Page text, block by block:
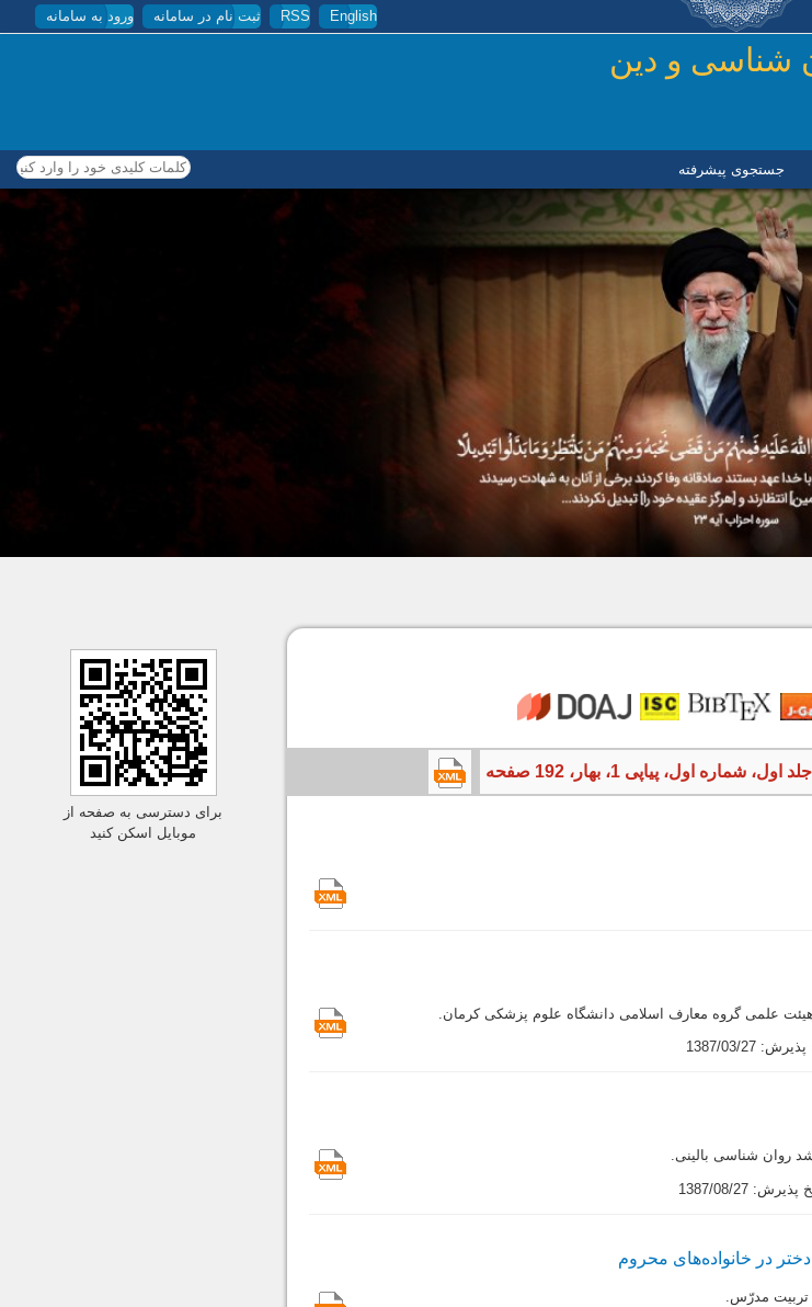
رفتن به محتوای اصلی English
RSS ثبت نام در سامانه ورود به سامانه
شناسی و دين
جستجوی پیشرفته کلمات کلیدی خود را وارد کنید
علمى گروه معارف اسلامى دانشگاه علوم پزشکى کرمان.
1387/03/27
روان شناسى بالینی.
1387/08/27
در خانواده‌هاى محروم
مدرّس.
برای دسترسی به صفحه از
موبایل اسکن کنید